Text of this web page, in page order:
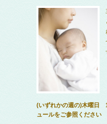
(いずれかの週の)木曜
ュールをご参照ください